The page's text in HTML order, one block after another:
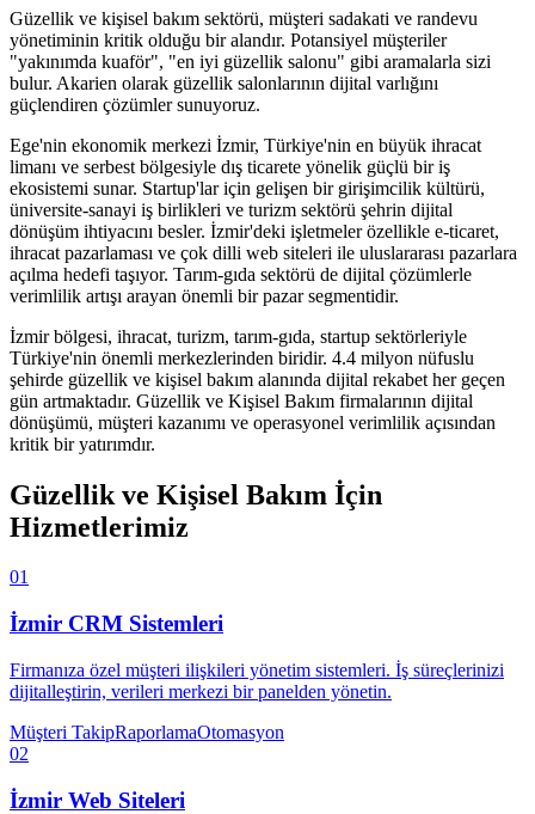
Güzellik ve kişisel bakım sektörü, müşteri sadakati ve randevu
yönetiminin kritik olduğu bir alandır. Potansiyel müşteriler
"yakınımda kuaför", "en iyi güzellik salonu" gibi aramalarla sizi
bulur. Akarien olarak güzellik salonlarının dijital varlığını
güçlendiren çözümler sunuyoruz.
Ege'nin ekonomik merkezi İzmir, Türkiye'nin en büyük ihracat
limanı ve serbest bölgesiyle dış ticarete yönelik güçlü bir iş
ekosistemi sunar. Startup'lar için gelişen bir girişimcilik kültürü,
üniversite-sanayi iş birlikleri ve turizm sektörü şehrin dijital
dönüşüm ihtiyacını besler. İzmir'deki işletmeler özellikle e-ticaret,
ihracat pazarlaması ve çok dilli web siteleri ile uluslararası pazarlara
açılma hedefi taşıyor. Tarım-gıda sektörü de dijital çözümlerle
verimlilik artışı arayan önemli bir pazar segmentidir.
İzmirbölgesi, ihracat, turizm, tarım-gıda, startup sektörleriyle
Türkiye'nin önemli merkezlerinden biridir. 4.4 milyon nüfuslu
şehirde güzellik ve kişisel bakım alanında dijital rekabet her geçen
gün artmaktadır. Güzellik ve Kişisel Bakım firmalarının dijital
dönüşümü, müşteri kazanımı ve operasyonel verimlilik açısından
kritik bir yatırımdır.
Güzellik ve Kişisel Bakım İçin
Hizmetlerimiz
01
İzmir CRM Sistemleri
Firmanıza özel müşteri ilişkileri yönetim sistemleri. İş süreçlerinizi
dijitalleştirin, verileri merkezi bir panelden yönetin.
Müşteri TakipRaporlamaOtomasyon
02
İzmir Web Siteleri